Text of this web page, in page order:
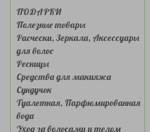
ПОДАРКИ
Полезные товары
Расчески, Зеркала, Аксессуары
для волос
Ресницы
Средства для макияжа
Сундучок
Туалетная, Парфюмированная
вода
Уход за волосами и телом